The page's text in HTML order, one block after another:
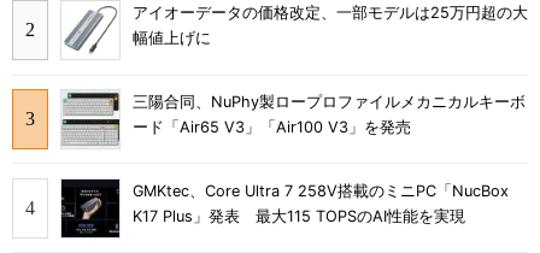
アイオーデータの価格改定、一部モデルは25万円超の大
幅値上げに
三陽合同、NuPhy製ロープロファイルメカニカルキーボ
ード「Air65 V3」「Air100 V3」を発売
GMKtec、Core Ultra 7 258V搭載のミニPC「NucBox
K17 Plus」発表 最大115 TOPSのAI性能を実現